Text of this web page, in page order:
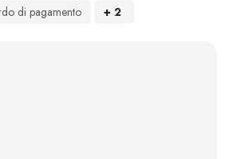
di pagamento + 2